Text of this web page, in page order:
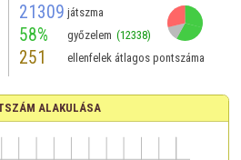
21309 játszma
58% győzelem (12338)
251 ellenfelek átlagos pontszáma
ALAKULÁSA